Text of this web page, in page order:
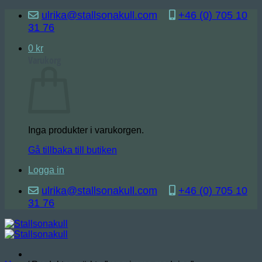
Skip
content
ulrika@stallsonakull.com
+46 (0) 705 10
31 76
0 kr
Inga produkter i varukorgen.
Gå tillbaka till butiken
Logga in
ulrika@stallsonakull.com
+46 (0) 705 10
31 76